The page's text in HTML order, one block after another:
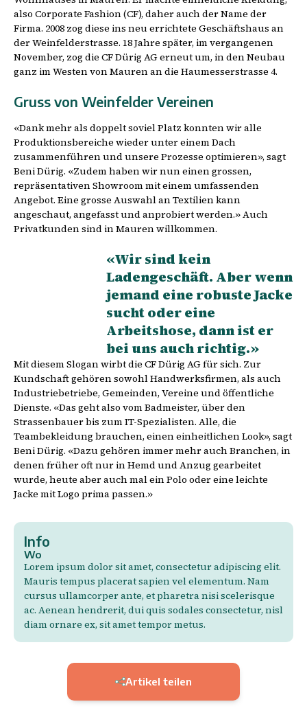
also Corporate Fashion (CF), daher auch der Name der
Firma. 2008 zog diese ins neu errichtete Geschäftshaus an
der Weinfelderstrasse. 18 Jahre später, im vergangenen
November, zog die CF Dürig AG erneut um, in den Neubau
ganz im Westen von Mauren an die Haumesserstrasse 4.
Gruss von Weinfelder Vereinen
«Dank mehr als doppelt soviel Platz konnten wir alle
Produktionsbereiche wieder unter einem Dach
zusammenführen und unsere Prozesse optimieren», sagt
Beni Dürig. «Zudem haben wir nun einen grossen,
repräsentativen Showroom mit einem umfassenden
Angebot. Eine grosse Auswahl an Textilien kann
angeschaut, angefasst und anprobiert werden.» Auch
Privatkunden sind in Mauren willkommen.
«Wir sind kein
Ladengeschäft. Aber wenn
jemand eine robuste Jacke
sucht oder eine
Arbeitshose, dann ist er
bei uns auch richtig.»
Mit diesem Slogan wirbt die CF Dürig AG für sich. Zur
Kundschaft gehören sowohl Handwerksfirmen, als auch
Industriebetriebe, Gemeinden, Vereine und öffentliche
Dienste. «Das geht also vom Badmeister, über den
Strassenbauer bis zum IT-Spezialisten. Alle, die
Teambekleidung brauchen, einen einheitlichen Look», sagt
Beni Dürig. «Dazu gehören immer mehr auch Branchen, in
denen früher oft nur in Hemd und Anzug gearbeitet
wurde, heute aber auch mal ein Polo oder eine leichte
Jacke mit Logo prima passen.»
Info
Wo
Lorem ipsum dolor sit amet, consectetur adipiscing elit.
Mauris tempus placerat sapien vel elementum. Nam
cursus ullamcorper ante, et pharetra nisi scelerisque
ac. Aenean hendrerit, dui quis sodales consectetur, nisl
diam ornare ex, sit amet tempor metus.
Artikel teilen